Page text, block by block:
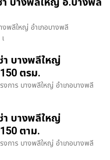
งพลีใหญ่ อำเภอบางพลี
า บางพลีใหญ่
ตรม.
งการ บางพลีใหญ่ อำเภอบางพลี
า บางพลีใหญ่
ตาม.
งการ บางพลีใหญ่ อำเภอบางพลี